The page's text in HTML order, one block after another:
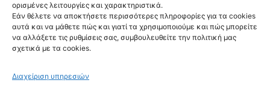
ορισμένες λειτουργίες και χαρακτηριστικά.
Εάν θέλετε να αποκτήσετε περισσότερες πληροφορίες για τα cookies
αυτά και να μάθετε πώς και γιατί τα χρησιμοποιούμε και πώς μπορείτε
να αλλάξετε τις ρυθμίσεις σας, συμβουλευθείτε την πολιτική μας
σχετικά με τα cookies.
Διαχείριση υπηρεσιών
Newsletter